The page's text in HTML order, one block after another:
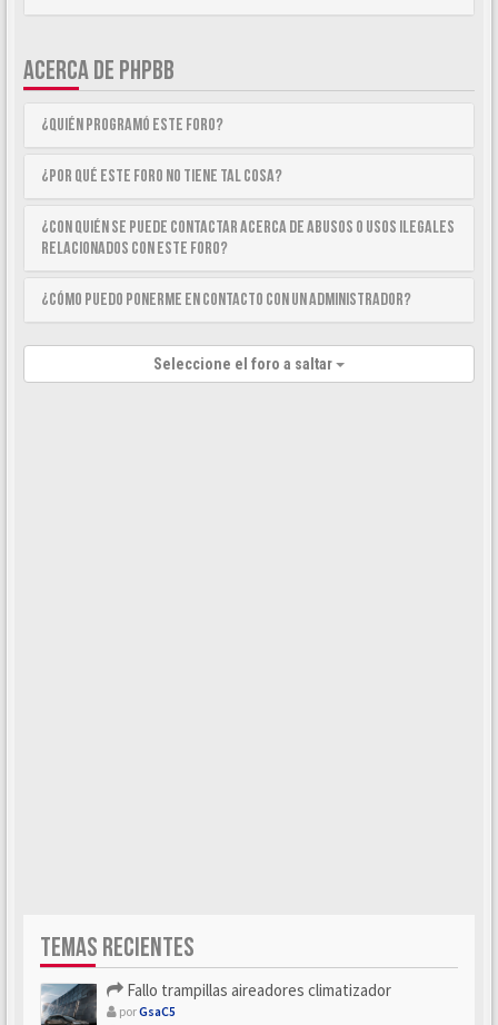
ACERCA DE PHPBB
¿Quién programó este foro?
¿Por qué este foro no tiene tal cosa?
¿Con quién se puede contactar acerca de abusos o usos ilegales
relacionados con este foro?
¿Cómo puedo ponerme en contacto con un Administrador?
Seleccione el foro a saltar
TEMAS RECIENTES
Fallo trampillas aireadores climatizador
porGsaC5